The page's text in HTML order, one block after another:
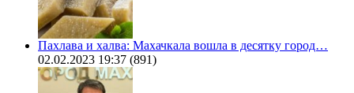
Пахлава и халва: Махачкала вошла в десятку город…
02.02.2023 19:37 (891)